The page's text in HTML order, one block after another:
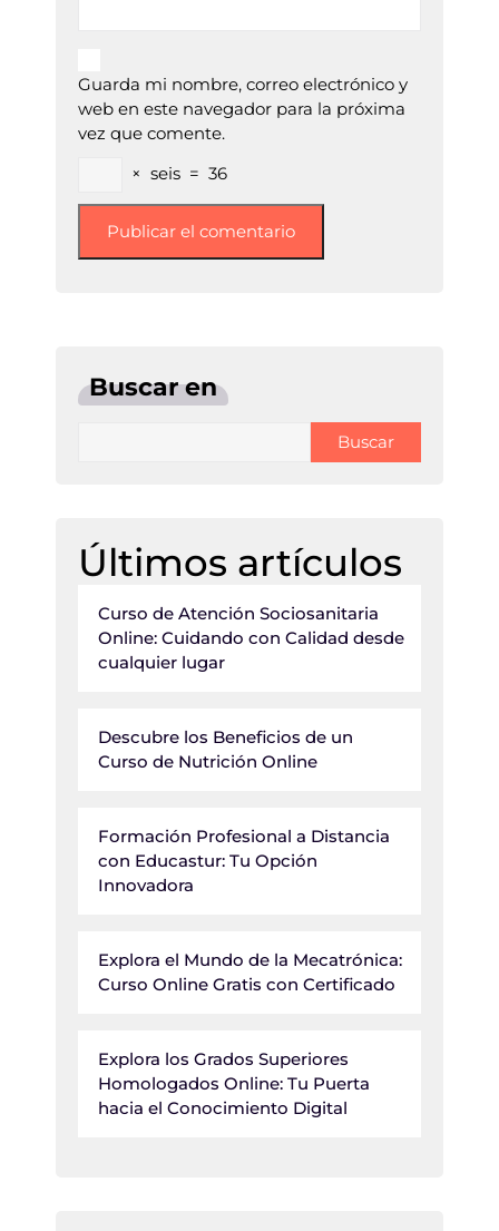
Guarda mi nombre, correo electrónico y
web en este navegador para la próxima
vez que comente.
× seis = 36
Buscar en
Buscar
Últimos artículos
Curso de Atención Sociosanitaria
Online: Cuidando con Calidad desde
cualquier lugar
Descubre los Beneficios de un
Curso de Nutrición Online
Formación Profesional a Distancia
con Educastur: Tu Opción
Innovadora
Explora el Mundo de la Mecatrónica:
Curso Online Gratis con Certificado
Explora los Grados Superiores
Homologados Online: Tu Puerta
hacia el Conocimiento Digital